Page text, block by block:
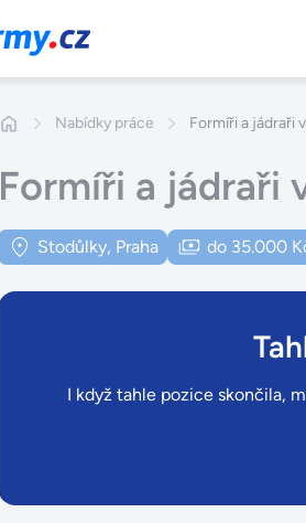
Nabídky práce Formíři a jádraři
Formíři a jádraři
Stodůlky, Praha do 35.000
I když tahle pozice skončila,